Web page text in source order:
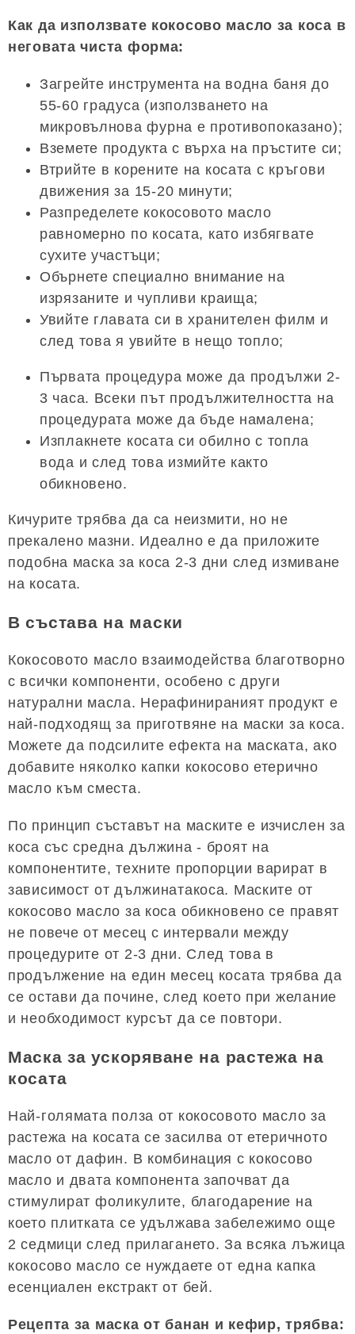
Как да използвате кокосово масло за коса в
неговата чиста форма:
Загрейте инструмента на водна баня до
55-60 градуса (използването на
микровълнова фурна е противопоказано);
Вземете продукта с върха на пръстите си;
Втрийте в корените на косата с кръгови
движения за 15-20 минути;
Разпределете кокосовото масло
равномерно по косата, като избягвате
сухите участъци;
Обърнете специално внимание на
изрязаните и чупливи краища;
Увийте главата си в хранителен филм и
след това я увийте в нещо топло;
Първата процедура може да продължи 2-
3 часа. Всеки път продължителността на
процедурата може да бъде намалена;
Изплакнете косата си обилно с топла
вода и след това измийте както
обикновено.
Кичурите трябва да са неизмити, но не
прекалено мазни. Идеално е да приложите
подобна маска за коса 2-3 дни след измиване
на косата.
В състава на маски
Кокосовото масло взаимодейства благотворно
с всички компоненти, особено с други
натурални масла. Нерафинираният продукт е
най-подходящ за приготвяне на маски за коса.
Можете да подсилите ефекта на маската, ако
добавите няколко капки кокосово етерично
масло към сместа.
По принцип съставът на маските е изчислен за
коса със средна дължина - броят на
компонентите, техните пропорции варират в
зависимост от дължинатакоса. Маските от
кокосово масло за коса обикновено се правят
не повече от месец с интервали между
процедурите от 2-3 дни. След това в
продължение на един месец косата трябва да
се остави да почине, след което при желание
и необходимост курсът да се повтори.
Маска за ускоряване на растежа на
косата
Най-голямата полза от кокосовото масло за
растежа на косата се засилва от етеричното
масло от дафин. В комбинация с кокосово
масло и двата компонента започват да
стимулират фоликулите, благодарение на
което плитката се удължава забележимо още
2 седмици след прилагането. За всяка лъжица
кокосово масло се нуждаете от една капка
есенциален екстракт от бей.
Рецепта за маска от банан и кефир, трябва: